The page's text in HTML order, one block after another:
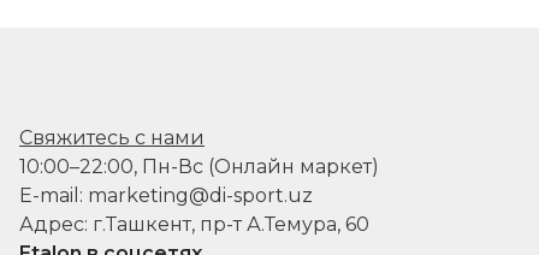
Свяжитесь с нами
10:00–22:00, Пн-Вс (Онлайн маркет)
E-mail: marketing@di-sport.uz
Адрес: г.Ташкент, пр-т А.Темура, 60